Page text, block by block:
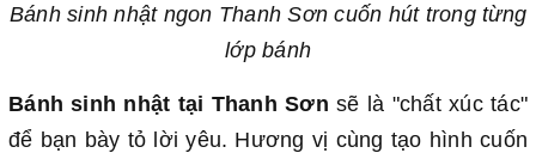
Bánh sinh nhật ngon Thanh Sơn cuốn hút trong từng
lớp bánh
Bánh sinh nhật tại Thanh Sơnsẽ là "chất xúc tác"
để bạn bày tỏ lời yêu. Hương vị cùng tạo hình cuốn